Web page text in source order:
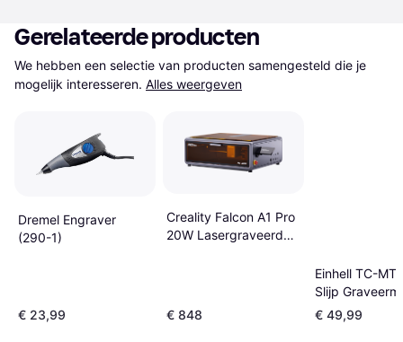
Gerelateerde producten
We hebben een selectie van producten samengesteld die je
mogelijk interesseren. Alles weergeven
Dremel Engraver
(290-1)
€ 23,99
Creality Falcon A1 Pro
20W Lasergraveerder
€ 848
Einhell TC-MT
Slijp
€ 49,99